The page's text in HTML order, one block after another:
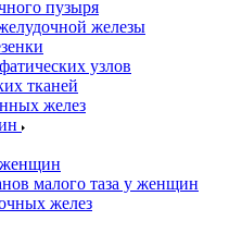
пузыря
железы
узлов
тканей
желез
малого таза у женщин
желез